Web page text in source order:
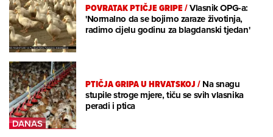
POVRATAK PTIČJE GRIPE/Vlasnik OPG-a:
'Normalno da se bojimo zaraze životinja,
radimo cijelu godinu za blagdanski tjedan'
PTIČJA GRIPA U HRVATSKOJ/Na snagu
stupile stroge mjere, tiču se svih vlasnika
peradi i ptica